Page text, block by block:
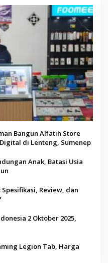
Bangun Alfatih Store
di Lenteng, Sumenep
Anak, Batasi Usia
Spesifikasi, Review, dan
2 Oktober 2025,
Legion Tab, Harga